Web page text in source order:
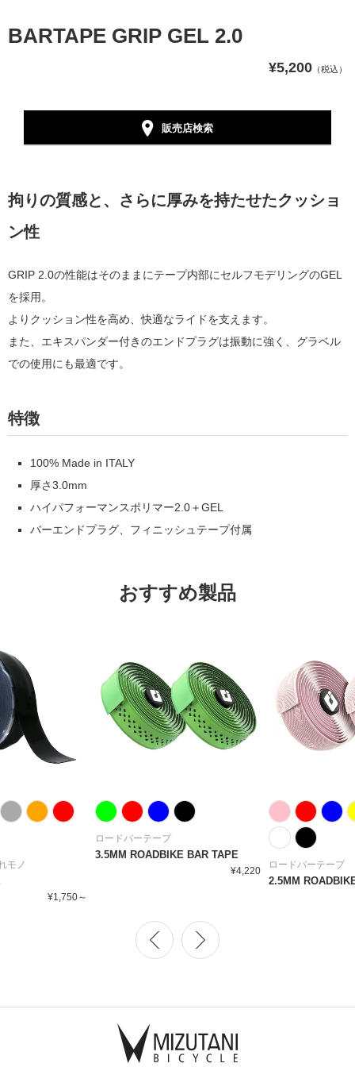
BARTAPE GRIP GEL 2.0
¥5,200 （税込）
販売店検索
拘りの質感と、さらに厚みを持たせたクッショ
ン性
GRIP 2.0の性能はそのままにテープ内部にセルフモデリングのGEL
を採用。
よりクッション性を高め、快適なライドを支えます。
また、エキスパンダー付きのエンドプラグは振動に強く、グラベル
での使用にも最適です。
特徴
100% Made in ITALY
厚さ3.0mm
ハイパフォーマンスポリマー2.0＋GEL
バーエンドプラグ、フィニッシュテープ付属
おすすめ製品
モノ
¥1,750～
ロードバーテープ
3.5MM ROADBIKE BAR TAPE
¥4,220
ロードバーテープ
2.5MM